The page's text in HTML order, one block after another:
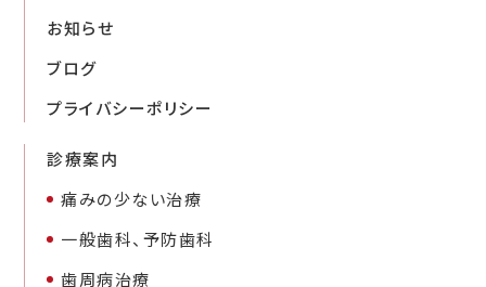
お知らせ
ブログ
プライバシーポリシー
診療案内
痛みの少ない治療
一般歯科、予防歯科
歯周病治療